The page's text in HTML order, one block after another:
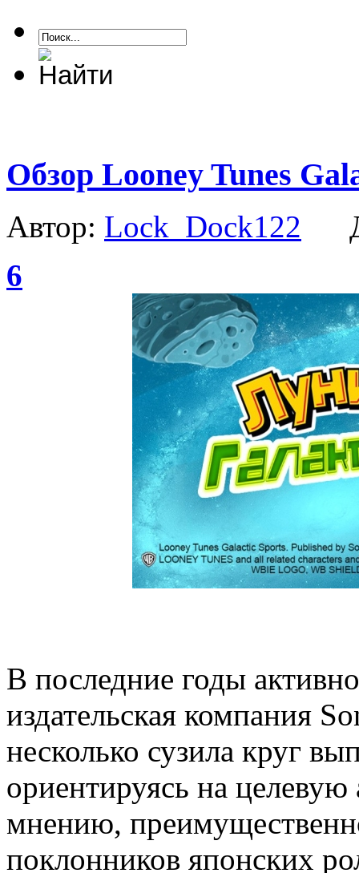
Обзор Looney Tunes
Автор: Lock_Dock122
6
В последние годы
издательская компания
несколько сузила круг
ориентируясь на
мнению,
поклонников японских